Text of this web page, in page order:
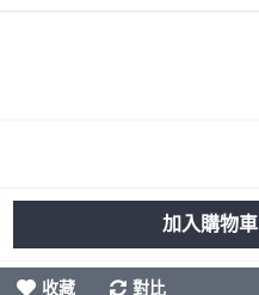
加入購物車
收藏 對比